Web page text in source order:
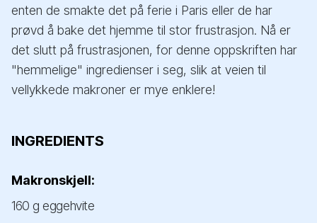
enten de smakte det på ferie i Paris eller de har
prøvd å bake det hjemme til stor frustrasjon. Nå er
det slutt på frustrasjonen, for denne oppskriften har
"hemmelige" ingredienser i seg, slik at veien til
vellykkede makroner er mye enklere!
INGREDIENTS
Makronskjell:
160 g eggehvite